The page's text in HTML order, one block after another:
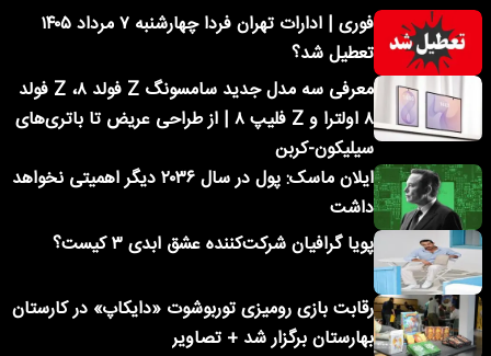
فوری | ادارات تهران فردا چهارشنبه ۷ مرداد ۱۴۰۵
تعطیل شد؟
معرفی سه مدل جدید سامسونگ Z فولد ۸، Z فولد
۸ اولترا و Z فلیپ ۸ | از طراحی عریض تا باتری‌های
سیلیکون-کربن
ایلان ماسک: پول در سال ۲۰۳۶ دیگر اهمیتی نخواهد
داشت
پویا گرافیان شرکت‌کننده عشق ابدی ۳ کیست؟
رقابت بازی رومیزی توربوشوت «دایکاپ» در کارستان
بهارستان برگزار شد + تصاویر